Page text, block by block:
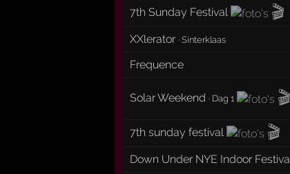
7th Sunday Festival
🎬
XXlerator ·Sinterklaas
Frequence
Solar Weekend · Dag 1 🎬
7th sunday festival 🎬
Down Under NYE Indoor